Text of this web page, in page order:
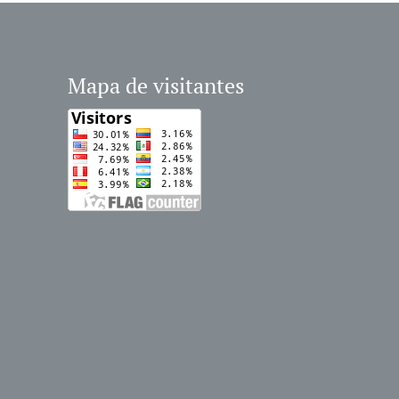
Mapa de visitantes